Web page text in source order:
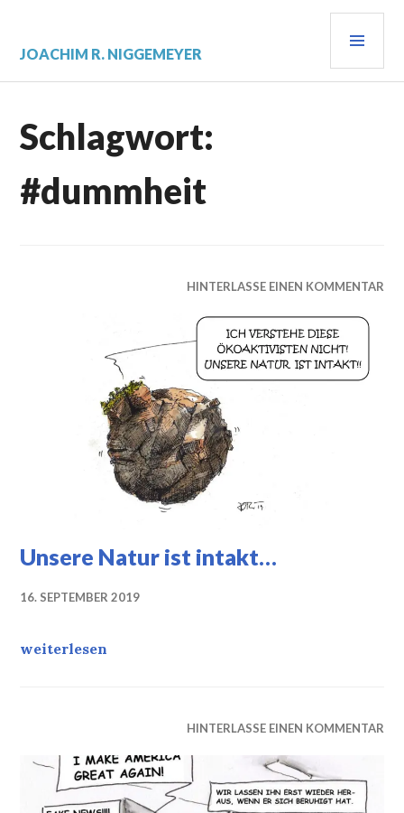
springen
JOACHIM R. NIGGEMEYER
Schlagwort:
#dummheit
HINTERLASSE EINEN KOMMENTAR
Unsere Natur ist intakt…
16. SEPTEMBER 2019
Unsere Natur ist intakt…
weiterlesen
HINTERLASSE EINEN KOMMENTAR